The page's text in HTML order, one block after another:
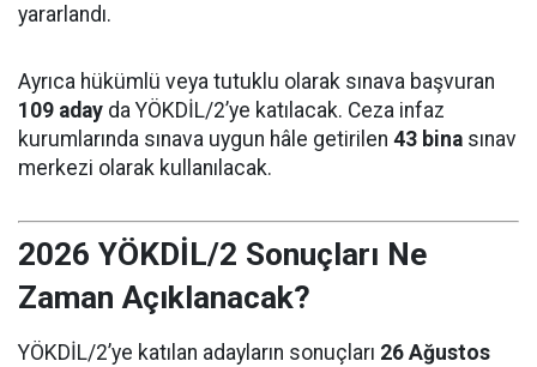
yararlandı.
Ayrıca hükümlü veya tutuklu olarak sınava başvuran
109 aday da YÖKDİL/2’ye katılacak. Ceza infaz
kurumlarında sınava uygun hâle getirilen 43 bina sınav
merkezi olarak kullanılacak.
2026 YÖKDİL/2 Sonuçları Ne
Zaman Açıklanacak?
YÖKDİL/2’ye katılan adayların sonuçları 26 Ağustos